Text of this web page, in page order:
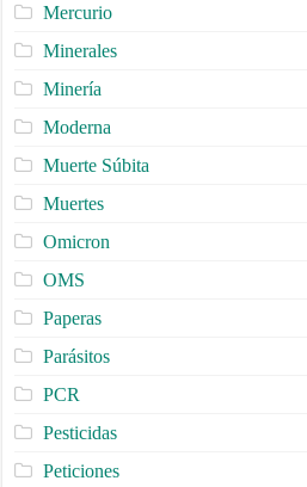
Mercurio
Minerales
Minería
Moderna
Muerte Súbita
Muertes
Omicron
OMS
Paperas
Parásitos
PCR
Pesticidas
Peticiones